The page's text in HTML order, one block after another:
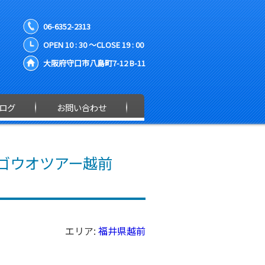
06-6352-2313
OPEN 10 : 30 ～CLOSE 19 : 00
大阪府守口市八島町7-12 B-11
グ お問い合わせ
オツアー越前
エリア: 福井県越前